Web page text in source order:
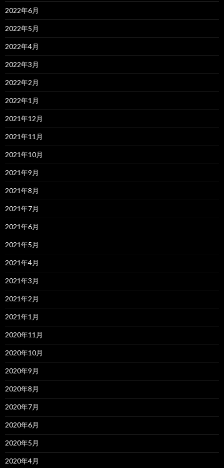
2022年6月
2022年5月
2022年4月
2022年3月
2022年2月
2022年1月
2021年12月
2021年11月
2021年10月
2021年9月
2021年8月
2021年7月
2021年6月
2021年5月
2021年4月
2021年3月
2021年2月
2021年1月
2020年11月
2020年10月
2020年9月
2020年8月
2020年7月
2020年6月
2020年5月
2020年4月